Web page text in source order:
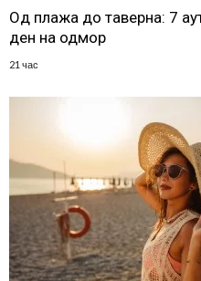
Од плажа до таверна: 7
ден на одмор
21 час